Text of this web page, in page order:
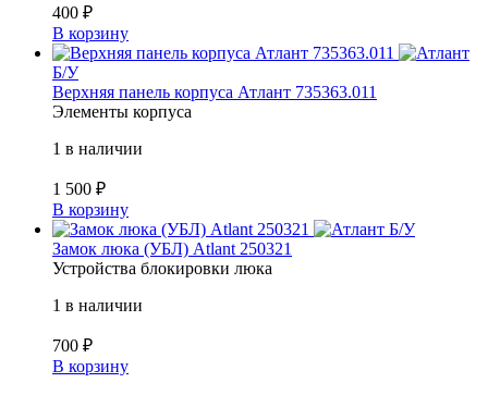
400 ₽
В корзину
Б/У
Верхняя панель корпуса Атлант 735363.011
Элементы корпуса
1 в наличии
1 500 ₽
В корзину
Б/У
Замок люка (УБЛ) Atlant 250321
Устройства блокировки люка
1 в наличии
700 ₽
В корзину